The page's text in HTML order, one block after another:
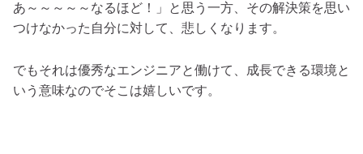
あ～～～～～なるほど！」と思う一方、その解決策を思い
つけなかった自分に対して、悲しくなります。
でもそれは優秀なエンジニアと働けて、成長できる環境と
いう意味なのでそこは嬉しいです。